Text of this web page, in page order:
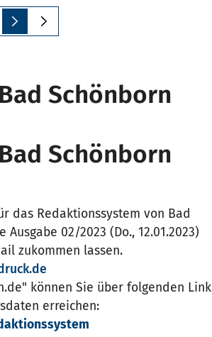
Schönborn
Schönborn
das Redaktionssystem von Bad
02/2023 (Do., 12.01.2023)
zukommen lassen.
können Sie über folgenden Link
erreichen: